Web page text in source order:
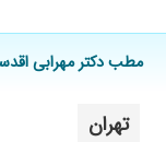
drmehraabi.com
مطب دکتر مهرابی
تهران